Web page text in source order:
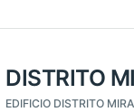
DISTRITO
EDIFICIO DISTRITO